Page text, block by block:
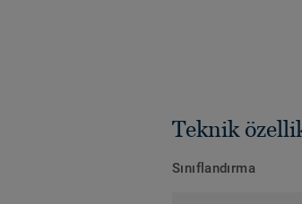
Teknik
Sınıflandırma